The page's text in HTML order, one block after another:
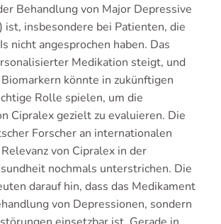
Behandlung von Major Depressive
ist, insbesondere bei Patienten, die
nicht angesprochen haben. Das
Medikation steigt, und
könnte in zukünftigen
Rolle spielen, um die
Cipralex gezielt zu evaluieren. Die
Forscher an internationalen
von Cipralex in der
nochmals unterstrichen. Die
darauf hin, dass das Medikament
von Depressionen, sondern